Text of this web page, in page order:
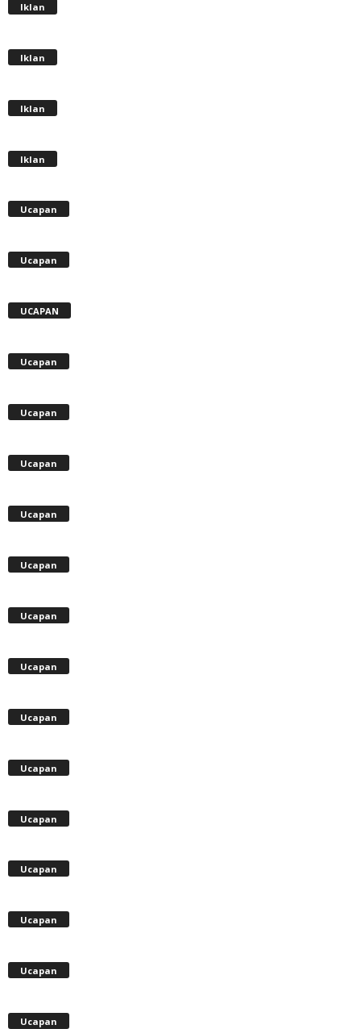
Iklan
Iklan
Iklan
Iklan
Ucapan
Ucapan
UCAPAN
Ucapan
Ucapan
Ucapan
Ucapan
Ucapan
Ucapan
Ucapan
Ucapan
Ucapan
Ucapan
Ucapan
Ucapan
Ucapan
Ucapan